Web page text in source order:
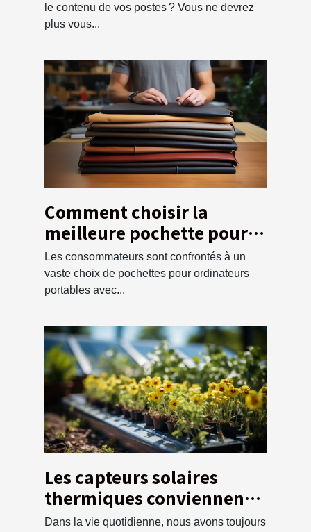
le contenu de vos postes ? Vous ne devrez
plus vous...
Comment choisir la
meilleure pochette pour
votre ordinateur ?
Les consommateurs sont confrontés à un
vaste choix de pochettes pour ordinateurs
portables avec...
Les capteurs solaires
thermiques conviennent à
vos besoins ?
Dans la vie quotidienne, nous avons toujours